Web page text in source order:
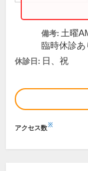
備考: 土曜
臨時休診あ
休診日: 日、祝
アクセス数※